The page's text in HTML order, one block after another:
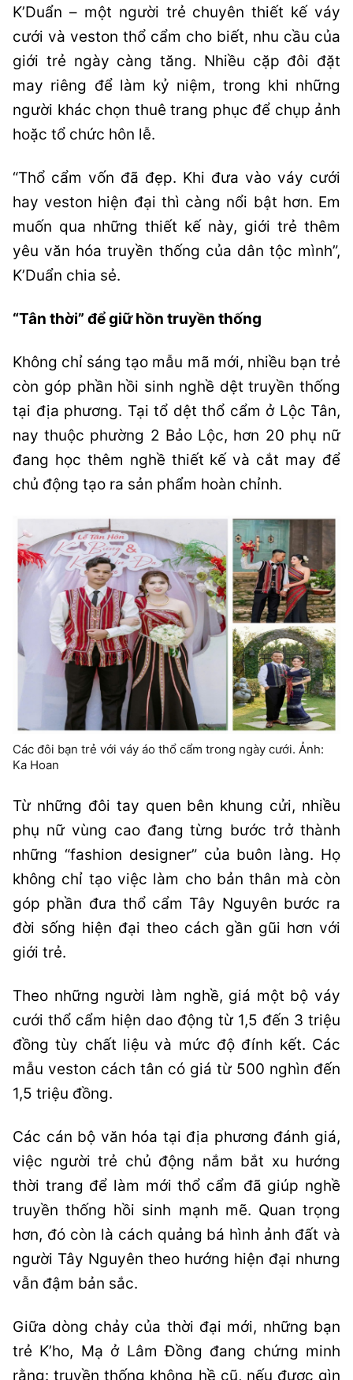
K’Duẩn – một người trẻ chuyên thiết kế váy
cưới và veston thổ cẩm cho biết, nhu cầu của
giới trẻ ngày càng tăng. Nhiều cặp đôi đặt
may riêng để làm kỷ niệm, trong khi những
người khác chọn thuê trang phục để chụp ảnh
hoặc tổ chức hôn lễ.
“Thổ cẩm vốn đã đẹp. Khi đưa vào váy cưới
hay veston hiện đại thì càng nổi bật hơn. Em
muốn qua những thiết kế này, giới trẻ thêm
yêu văn hóa truyền thống của dân tộc mình”,
K’Duẩn chia sẻ.
“Tân thời” để giữ hồn truyền thống
Không chỉ sáng tạo mẫu mã mới, nhiều bạn trẻ
còn góp phần hồi sinh nghề dệt truyền thống
tại địa phương. Tại tổ dệt thổ cẩm ở Lộc Tân,
nay thuộc phường 2 Bảo Lộc, hơn 20 phụ nữ
đang học thêm nghề thiết kế và cắt may để
chủ động tạo ra sản phẩm hoàn chỉnh.
Các đôi bạn trẻ với váy áo thổ cẩm trong ngày cưới. Ảnh:
Ka Hoan
Từ những đôi tay quen bên khung cửi, nhiều
phụ nữ vùng cao đang từng bước trở thành
những “fashion designer” của buôn làng. Họ
không chỉ tạo việc làm cho bản thân mà còn
góp phần đưa thổ cẩm Tây Nguyên bước ra
đời sống hiện đại theo cách gần gũi hơn với
giới trẻ.
Theo những người làm nghề, giá một bộ váy
cưới thổ cẩm hiện dao động từ 1,5 đến 3 triệu
đồng tùy chất liệu và mức độ đính kết. Các
mẫu veston cách tân có giá từ 500 nghìn đến
1,5 triệu đồng.
Các cán bộ văn hóa tại địa phương đánh giá,
việc người trẻ chủ động nắm bắt xu hướng
thời trang để làm mới thổ cẩm đã giúp nghề
truyền thống hồi sinh mạnh mẽ. Quan trọng
hơn, đó còn là cách quảng bá hình ảnh đất và
người Tây Nguyên theo hướng hiện đại nhưng
vẫn đậm bản sắc.
Giữa dòng chảy của thời đại mới, những bạn
trẻ K’ho, Mạ ở Lâm Đồng đang chứng minh
rằng: truyền thống không hề cũ, nếu được gìn